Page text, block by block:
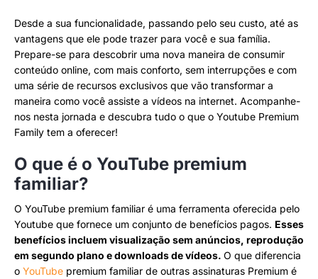
Desde a sua funcionalidade, passando pelo seu custo, até as
vantagens que ele pode trazer para você e sua família.
Prepare-se para descobrir uma nova maneira de consumir
conteúdo online, com mais conforto, sem interrupções e com
uma série de recursos exclusivos que vão transformar a
maneira como você assiste a vídeos na internet. Acompanhe-
nos nesta jornada e descubra tudo o que o Youtube Premium
Family tem a oferecer!
O que é o YouTube premium
familiar?
O YouTube premium familiar é uma ferramenta oferecida pelo
Youtube que fornece um conjunto de benefícios pagos. Esses
benefícios incluem visualização sem anúncios, reprodução
em segundo plano e downloads de vídeos. O que diferencia
o YouTube premium familiar de outras assinaturas Premium é